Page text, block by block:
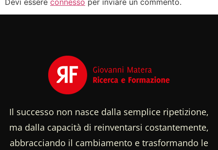
Il successo non nasce dalla semplice ripetizione,
ma dalla capacità di reinventarsi costantemente,
abbracciando il cambiamento e trasformando le